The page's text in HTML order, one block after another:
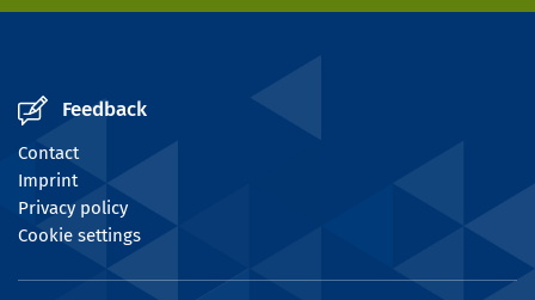
Feedback
Contact
Imprint
Privacy policy
Cookie settings